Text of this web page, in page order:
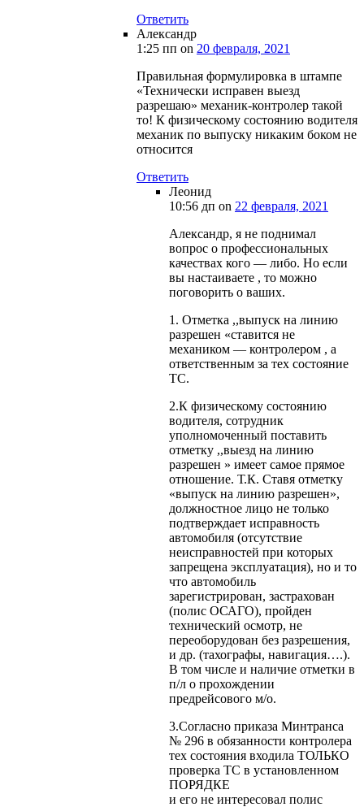
Ответить
Александр
1:25 пп on 20 февраля, 2021
Правильная формулировка в штампе
«Технически исправен выезд
разрешаю» механик-контролер такой
то! К физическому состоянию водителя
механик по выпуску никаким боком не
относится
Ответить
Леонид
10:56 дп on 22 февраля, 2021
Александр, я не поднимал
вопрос о профессиональных
качествах кого — либо. Но если
вы настаиваете , то можно
поговорить о ваших.
1. Отметка ,,выпуск на линию
разрешен «ставится не
механиком — контролером , а
ответственным за тех состояние
ТС.
2.К физическому состоянию
водителя, сотрудник
уполномоченный поставить
отметку ,,выезд на линию
разрешен » имеет самое прямое
отношение. Т.К. Ставя отметку
«выпуск на линию разрешен»,
должностное лицо не только
подтверждает исправность
автомобиля (отсутствие
неисправностей при которых
запрещена эксплуатация), но и то
что автомобиль
зарегистрирован, застрахован
(полис ОСАГО), пройден
технический осмотр, не
переоборудован без разрешения,
и др. (тахографы, навигация….).
В том числе и наличие отметки в
п/л о прохождении
предрейсового м/о.
3.Согласно приказа Минтранса
№ 296 в обязанности контролера
тех состояния входила ТОЛЬКО
проверка ТС в установленном
ПОРЯДКЕ
и его не интересовал полис